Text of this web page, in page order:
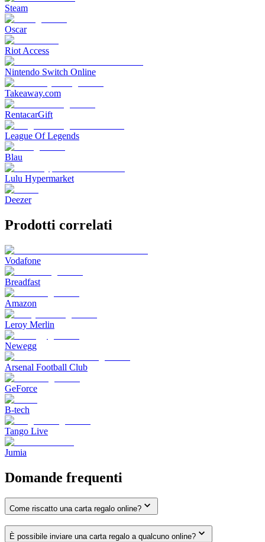
Steam
Oscar
Riot Access
Nintendo Switch Online
Takeaway.com
RentacarGift
League Of Legends
Blau
Lulu Hypermarket
Deezer
Prodotti correlati
Vodafone
Breadfast
Amazon
Leroy Merlin
Newegg
Arsenal Football Club
GeForce
B-tech
Tango Live
Jumia
Domande frequenti
Come riscatto una carta regalo online?
È possibile inviare una carta regalo a qualcuno online?